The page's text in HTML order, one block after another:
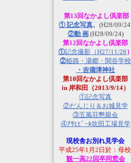
第13回なかよし倶楽部
① 記念写真、 (H28/09/
②動 画(H28/09/24)
第12回なかよし倶楽部
①記念撮影（H27/11/28 ）
②姫路・湯郷・関谷学校
・吉備津神社
第10回なかよし倶楽部
in 岸和田（2013/9/14）
①記念写真
②だんじり＆お城見学
③五風荘懇親会
④ｱｻﾋﾋﾞｰﾙ吹田工場見学
現校舎お別れ見学会
平成25年1月2日於：母校
観一高22回卒同窓会